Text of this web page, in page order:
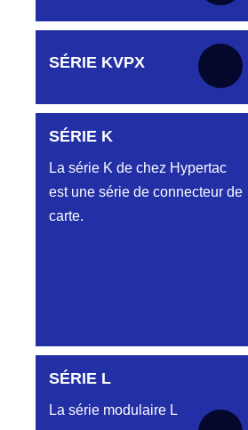
Aucune pièce disponible pour
le moment
SÉRIE KVPX
Aucune pièce disponible pour
SÉRIE K
La série K de chez Hypertac
est une série de connecteur de
carte.
Aucune pièce disponible pour
SÉRIE L
La série modulaire L